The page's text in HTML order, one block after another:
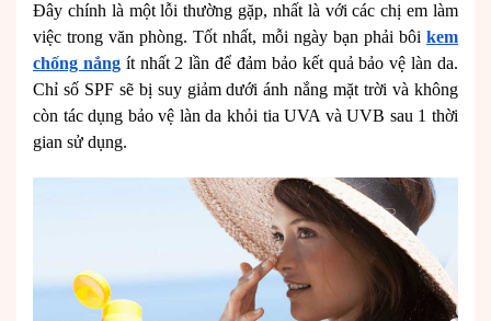
Đây chính là một lỗi thường gặp, nhất là với các chị em làm
việc trong văn phòng. Tốt nhất, mỗi ngày bạn phải bôi kem
chống nắngít nhất 2 lần để đảm bảo kết quả bảo vệ làn da.
Chỉ số SPF sẽ bị suy giảm dưới ánh nắng mặt trời và không
còn tác dụng bảo vệ làn da khỏi tia UVA và UVB sau 1 thời
gian sử dụng.